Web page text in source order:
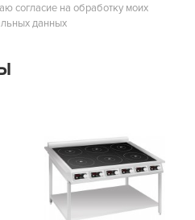
согласие на обработку моих
данных